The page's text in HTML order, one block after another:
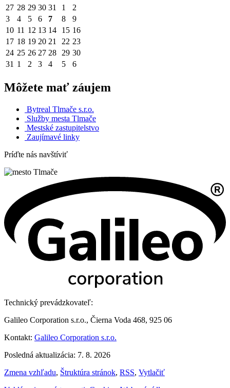
27 28 29 30 31 1
2
3
4 5 6 7 8
9
10 11 12 13 14 15 16
17 18 19 20 21 22 23
24 25 26 27 28 29 30
31 1 2 3 4 5 6
Môžete mať záujem
Bytreal Tlmače s.r.o.
Služby mesta Tlmače
Mestské zastupitelstvo
Zaujímavé linky
Príďte nás navštíviť
Technický prevádzkovateľ:
Galileo Corporation s.r.o., Čierna Voda 468, 925 06
Kontakt: Galileo Corporation s.r.o.
Posledná aktualizácia: 7. 8. 2026
Zmena vzhľadu, Štruktúra stránok, RSS, Vytlačiť